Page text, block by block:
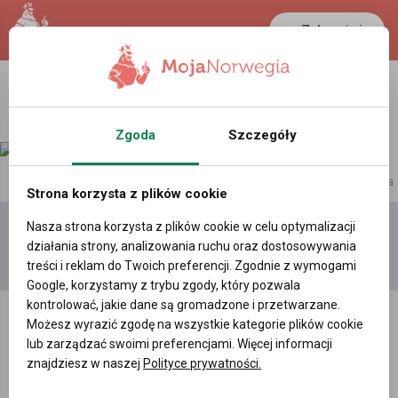
Zaloguj się
reklama
Dodaj
film
Moje
filmy
Wszystkie
Zgoda Szczegóły
Strona korzysta z plików cookie
Nasza strona korzysta z plików cookie w celu optymalizacji
działania strony, analizowania ruchu oraz dostosowywania
treści i reklam do Twoich preferencji. Zgodnie z wymogami
Google, korzystamy z trybu zgody, który pozwala
kontrolować, jakie dane są gromadzone i przetwarzane.
Możesz wyrazić zgodę na wszystkie kategorie plików cookie
lub zarządzać swoimi preferencjami. Więcej informacji
znajdziesz w naszej Polityce prywatności.